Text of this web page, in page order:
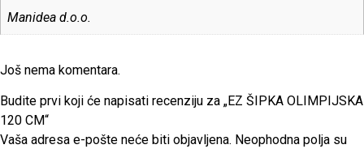
Manidea d.o.o.
Još nema komentara.
Budite prvi koji će napisati recenziju za „EZ ŠIPKA OLIMPIJSKA
120 CM“
Vaša adresa e-pošte neće biti objavljena. Neophodna polja su